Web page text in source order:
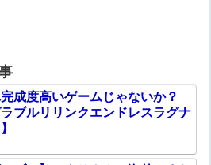
成度高いゲームじゃないか？
ラブルリリンクエンドレスラグナ